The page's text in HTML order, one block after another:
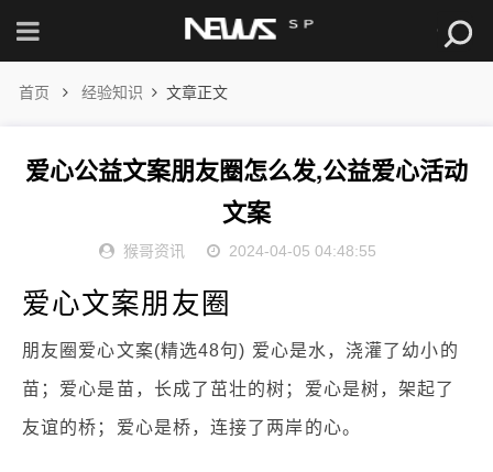
首页 经验知识 文章正文
爱心公益文案朋友圈怎么发,公益爱心活动
文案
猴哥资讯 2024-04-05 04:48:55
爱心文案朋友圈
朋友圈爱心文案(精选48句) 爱心是水，浇灌了幼小的
苗；爱心是苗，长成了茁壮的树；爱心是树，架起了
友谊的桥；爱心是桥，连接了两岸的心。